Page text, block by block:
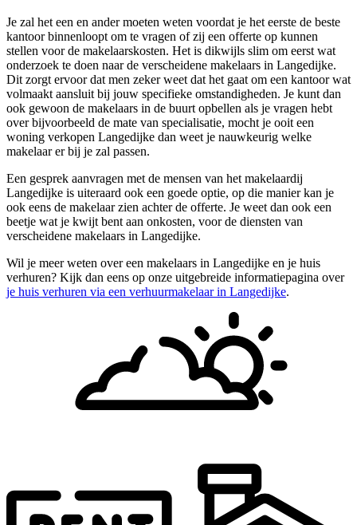
Je zal het een en ander moeten weten voordat je het eerste de beste
kantoor binnenloopt om te vragen of zij een offerte op kunnen
stellen voor de makelaarskosten. Het is dikwijls slim om eerst wat
onderzoek te doen naar de verscheidene makelaars in Langedijke.
Dit zorgt ervoor dat men zeker weet dat het gaat om een kantoor wat
volmaakt aansluit bij jouw specifieke omstandigheden. Je kunt dan
ook gewoon de makelaars in de buurt opbellen als je vragen hebt
over bijvoorbeeld de mate van specialisatie, mocht je ooit een
woning verkopen Langedijke dan weet je nauwkeurig welke
makelaar er bij je zal passen.
Een gesprek aanvragen met de mensen van het makelaardij
Langedijke is uiteraard ook een goede optie, op die manier kan je
ook eens de makelaar zien achter de offerte. Je weet dan ook een
beetje wat je kwijt bent aan onkosten, voor de diensten van
verscheidene makelaars in Langedijke.
Wil je meer weten over een makelaars in Langedijke en je huis
verhuren? Kijk dan eens op onze uitgebreide informatiepagina over
je huis verhuren via een verhuurmakelaar in Langedijke.